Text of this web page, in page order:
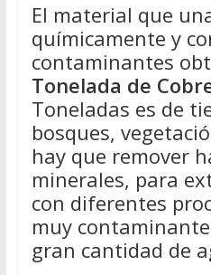
El material que
químicamente y
contaminantes
Tonelada de
Toneladas es de
bosques,
hay que remover
minerales, para
con diferentes
muy
gran cantidad de